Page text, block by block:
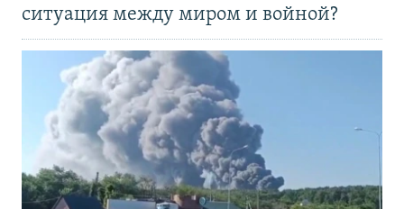
ситуация между миром и войной?